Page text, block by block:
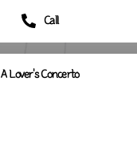
Call
A Lover's Concerto